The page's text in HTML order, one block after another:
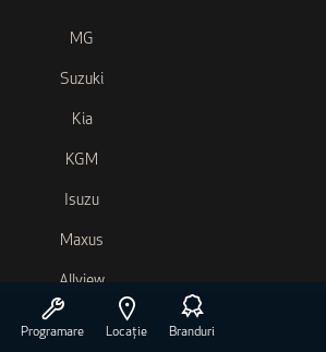
Programare Locație Branduri
MG
Suzuki
Kia
KGM
Isuzu
Maxus
Allview